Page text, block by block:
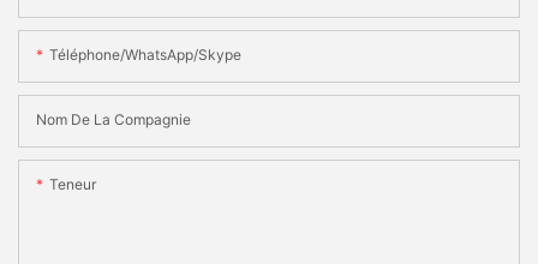
Téléphone/WhatsApp/Skype
Nom De La Compagnie
Teneur